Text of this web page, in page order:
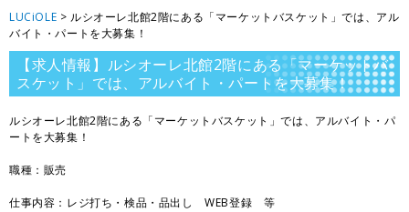
LUCiOLE > ルシオーレ北館2階にある「マーケットバスケット」では、アル
バイト・パートを大募集！
【求人情報】 ルシオーレ北館2階にある「マーケットバ
スケット」では、アルバイト・パートを大募集！
ルシオーレ北館2階にある「マーケットバスケット」では、アルバイト・パ
ートを大募集！
職種：販売
仕事内容：レジ打ち・検品・品出し WEB登録 等